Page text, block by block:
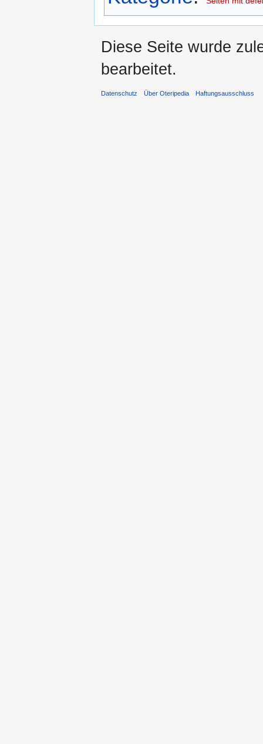
Diese Seite wurde
bearbeitet.
Datenschutz Über Oteripedia Haftungsausschluss